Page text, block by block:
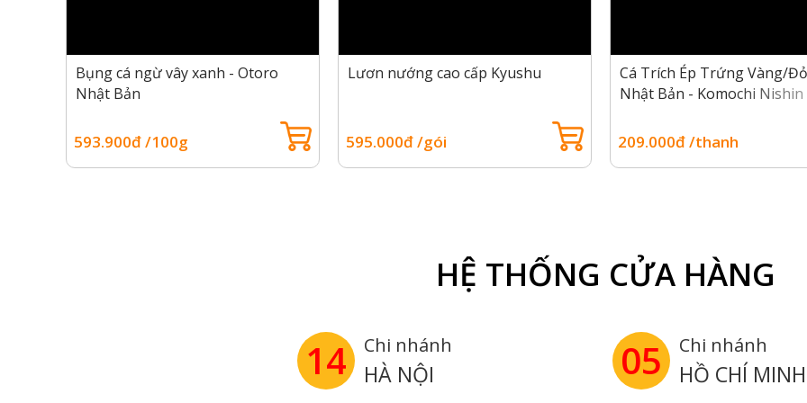
Mua cá saba ngâm giấm ở đâu chất lượng?
Để đảm bảo hương vị và độ tươi ngon, bạn nên chọn mua cá saba ngâm giấm tại các hệ thống thực phẩm nhập
Hà Nội và TP.HCM, bạn có thể dễ dàng tìm thấy:
Cá saba Nhật Bản ngâm giấm nhập khẩu chính hãng, có nguồn gốc rõ ràng.
Bụng cá ngừ vây xanh - Otoro
Nhật Bản
593.900đ /100g
Lươn nướng cao cấp Kyushu
595.000đ /gói
Cá Trích Ép Trứng Vàng/
Nhật Bản - Komochi Nishin
209.000đ /thanh
HỆ THỐNG CỬA HÀNG
14 Chi nhánh
HÀ NỘI 05 Chi nhánh
HỒ CHÍ MINH